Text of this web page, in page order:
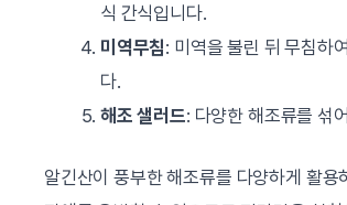
식 간식입니다.
미역무침: 미역을 불린 뒤 무침하
다.
해조 샐러드: 다양한 해조류를 섞
알긴산이 풍부한 해조류를 다양하게 활